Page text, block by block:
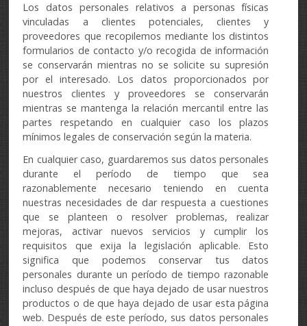
Los datos personales relativos a personas físicas
vinculadas a clientes potenciales, clientes y
proveedores que recopilemos mediante los distintos
formularios de contacto y/o recogida de información
se conservarán mientras no se solicite su supresión
por el interesado. Los datos proporcionados por
nuestros clientes y proveedores se conservarán
mientras se mantenga la relación mercantil entre las
partes respetando en cualquier caso los plazos
mínimos legales de conservación según la materia.
En cualquier caso, guardaremos sus datos personales
durante el período de tiempo que sea
razonablemente necesario teniendo en cuenta
nuestras necesidades de dar respuesta a cuestiones
que se planteen o resolver problemas, realizar
mejoras, activar nuevos servicios y cumplir los
requisitos que exija la legislación aplicable. Esto
significa que podemos conservar tus datos
personales durante un período de tiempo razonable
incluso después de que haya dejado de usar nuestros
productos o de que haya dejado de usar esta página
web. Después de este período, sus datos personales